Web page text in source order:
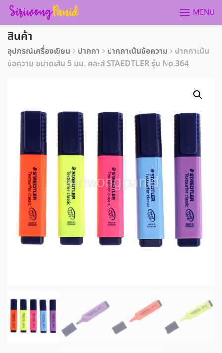
Skip
content
MENU
สินค้า
อุปกรณ์เครื่องเขียน ปากกา ปากกาเน้นข้อความ
ปากกาเน้น
ข้อความ ขนาดเส้น 5 มม. คละสี STAEDTLER รุ่น No.364